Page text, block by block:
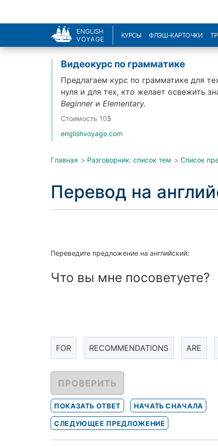
ENGLISH
VOYAGE
КУРСЫ ФЛЭШ-КАРТОЧКИ
Видеокурс по грамматике
Предлагаем курс по грамматике для
нуля и для тех, кто желает освежить
Beginnerи Elementary.
Стоимость 10$
englishvoyage.com
Главная > Разговорник: список тем > Список
Перевод на
Переведите предложение на английский:
Что вы мне посоветуете?
FOR RECOMMENDATIONS ARE
ПРОВЕРИТЬ
ПОКАЗАТЬ ОТВЕТ НАЧАТЬ СНАЧАЛА
СЛЕДУЮЩЕЕ ПРЕДЛОЖЕНИЕ